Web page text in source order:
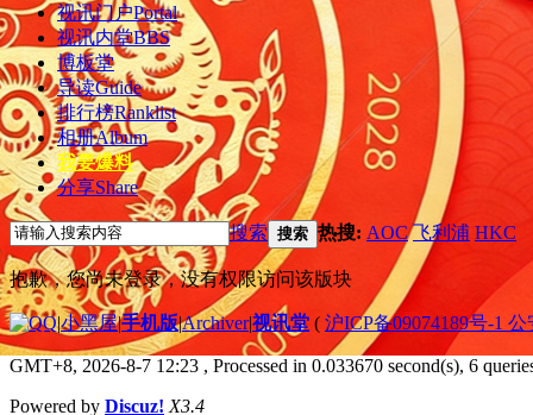
视讯门户Portal
视讯内堂BBS
博板堂
导读Guide
排行榜Ranklist
相册Album
我要爆料
分享Share
搜索 搜索 热搜: AOC 飞利浦 HKC
抱歉，您尚未登录，没有权限访问该版块
|小黑屋|手机版|Archiver|视讯堂 ( 沪ICP备09074189号-1
GMT+8, 2026-8-7 12:23 , Processed in 0.033670 second(s), 6
Powered by Discuz! X3.4